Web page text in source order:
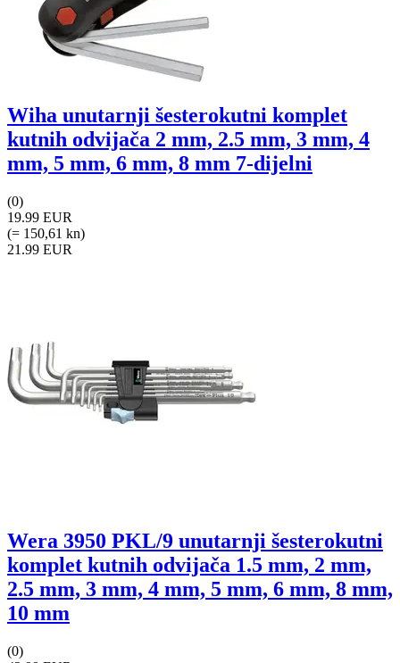
Wiha unutarnji šesterokutni komplet
kutnih odvijača 2 mm, 2.5 mm, 3 mm, 4
mm, 5 mm, 6 mm, 8 mm 7-dijelni
(0)
19.99 EUR
(= 150,61 kn)
21.99 EUR
Wera 3950 PKL/9 unutarnji šesterokutni
komplet kutnih odvijača 1.5 mm, 2 mm,
2.5 mm, 3 mm, 4 mm, 5 mm, 6 mm, 8 mm,
10 mm
(0)